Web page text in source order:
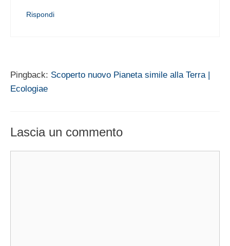
Rispondi
Pingback: Scoperto nuovo Pianeta simile alla Terra |
Ecologiae
Lascia un commento